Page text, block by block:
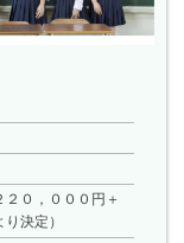
０，０００円＋
決定）